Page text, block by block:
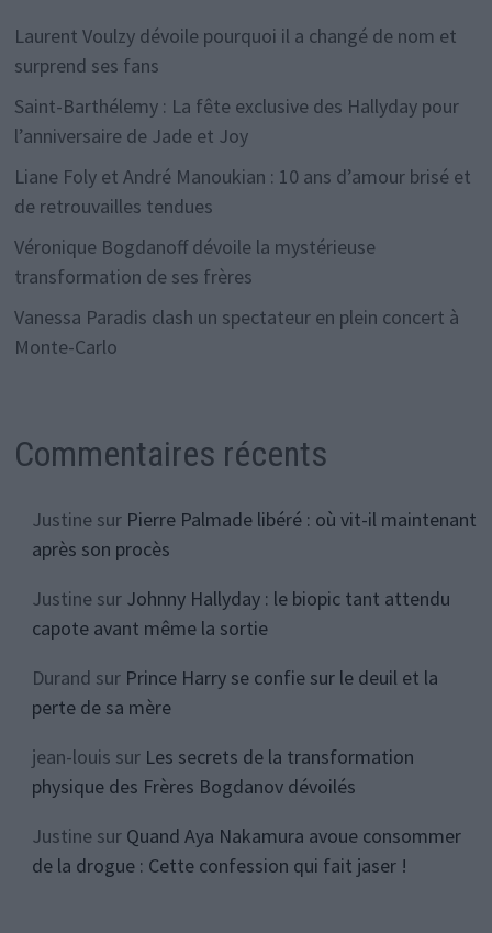
Laurent Voulzy dévoile pourquoi il a changé de nom et
surprend ses fans
Saint-Barthélemy : La fête exclusive des Hallyday pour
l’anniversaire de Jade et Joy
Liane Foly et André Manoukian : 10 ans d’amour brisé et
de retrouvailles tendues
Véronique Bogdanoff dévoile la mystérieuse
transformation de ses frères
Vanessa Paradis clash un spectateur en plein concert à
Monte-Carlo
Commentaires récents
Justinesur Pierre Palmade libéré : où vit-il maintenant
après son procès
Justinesur Johnny Hallyday : le biopic tant attendu
capote avant même la sortie
Durand sur Prince Harry se confie sur le deuil et la
perte de sa mère
jean-louis sur Les secrets de la transformation
physique des Frères Bogdanov dévoilés
Justinesur Quand Aya Nakamura avoue consommer
de la drogue : Cette confession qui fait jaser !